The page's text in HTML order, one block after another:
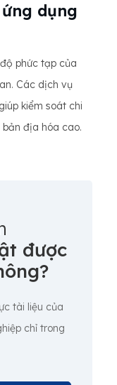
dụng
phức tạp của
Các dịch vụ
kiểm soát chi
địa hóa cao.
được
tài liệu của
chỉ trong